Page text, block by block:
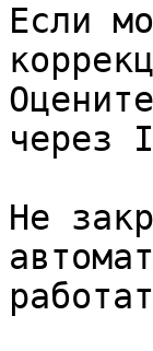
Если
через
Не